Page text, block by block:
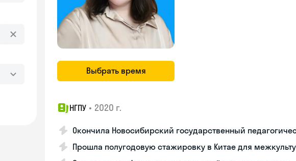
Выбрать время
НГПУ • 2020 г.
Окончила Новосибирский государственный
Прошла полугодовую стажировку в Китае для